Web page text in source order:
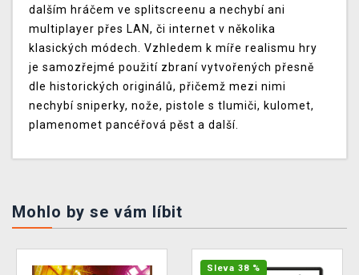
dalším hráčem ve splitscreenu a nechybí ani
multiplayer přes LAN, či internet v několika
klasických módech. Vzhledem k míře realismu hry
je samozřejmé použití zbraní vytvořených přesně
dle historických originálů, přičemž mezi nimi
nechybí sniperky, nože, pistole s tlumiči, kulomet,
plamenomet pancéřová pěst a další.
Mohlo by se vám líbit
Sleva 38 %